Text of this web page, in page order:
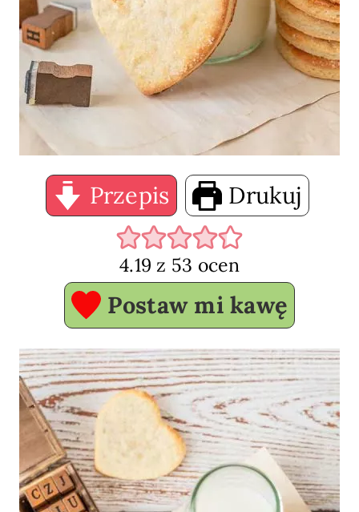
Przepis Drukuj
4.19 z 53 ocen
Postaw mi kawę